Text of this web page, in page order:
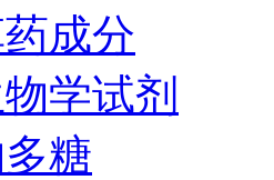
成分
学试剂
糖